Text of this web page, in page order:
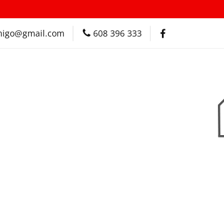
608 396 333
Kategorie Inspiracje